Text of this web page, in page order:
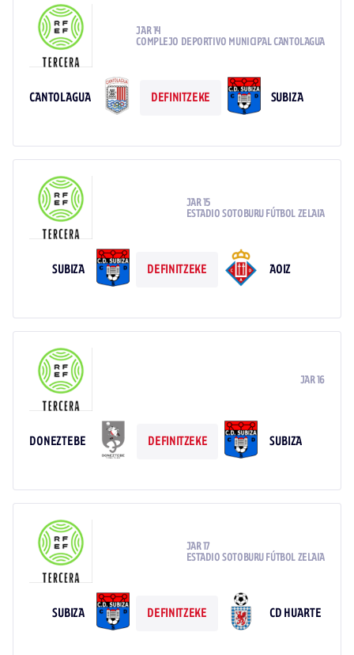
JAR 14
COMPLEJO DEPORTIVO MUNICIPAL CANTOLAGUA
CANTOLAGUA DEFINITZEKE SUBIZA
JAR 15
ESTADIO SOTOBURU FÚTBOL ZELAIA
SUBIZA DEFINITZEKE AOIZ
JAR 16
DONEZTEBE DEFINITZEKE SUBIZA
JAR 17
ESTADIO SOTOBURU FÚTBOL ZELAIA
SUBIZA DEFINITZEKE CD HUARTE